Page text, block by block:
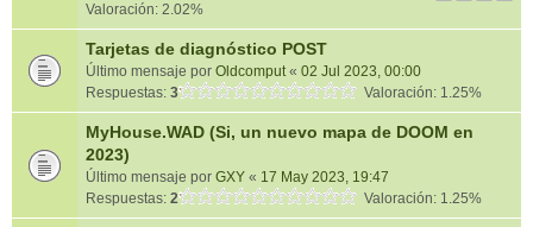
Valoración: 2.02%
Tarjetas de diagnóstico POST
Último mensaje por Oldcomput« 02 Jul 2023, 00:00
Respuestas: 3 Valoración: 1.25%
MyHouse.WAD (Si, un nuevo mapa de DOOM en
2023)
Último mensaje por GXY « 17 May 2023, 19:47
Respuestas: 2 Valoración: 1.25%